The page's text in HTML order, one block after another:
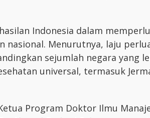
Indonesia dalam
nasional. Menurutnya, laju
sejumlah negara yang
universal, termasuk
Program Doktor Ilmu